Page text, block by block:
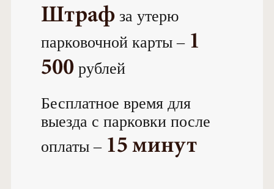
Штрафза утерю
парковочной карты – 1
500рублей
Бесплатное время для
выезда с парковки после
оплаты – 15 минут